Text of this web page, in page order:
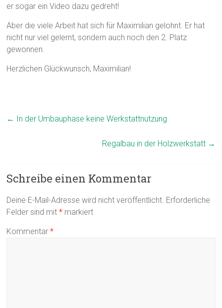
er sogar ein Video dazu gedreht!
Aber die viele Arbeit hat sich für Maximilian gelohnt. Er hat
nicht nur viel gelernt, sondern auch noch den 2. Platz
gewonnen.
Herzlichen Glückwunsch, Maximilian!
← In der Umbauphase keine Werkstattnutzung
Regalbau in der Holzwerkstatt →
Schreibe einen Kommentar
Deine E-Mail-Adresse wird nicht veröffentlicht. Erforderliche
Felder sind mit* markiert
Kommentar*